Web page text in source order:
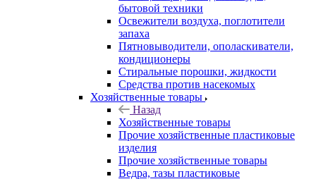
бытовой техники
Освежители воздуха, поглотители
запаха
Пятновыводители, ополаскиватели,
кондиционеры
Стиральные порошки, жидкости
Средства против насекомых
Хозяйственные товары
Назад
Хозяйственные товары
Прочие хозяйственные пластиковые
изделия
Прочие хозяйственные товары
Ведра, тазы пластиковые